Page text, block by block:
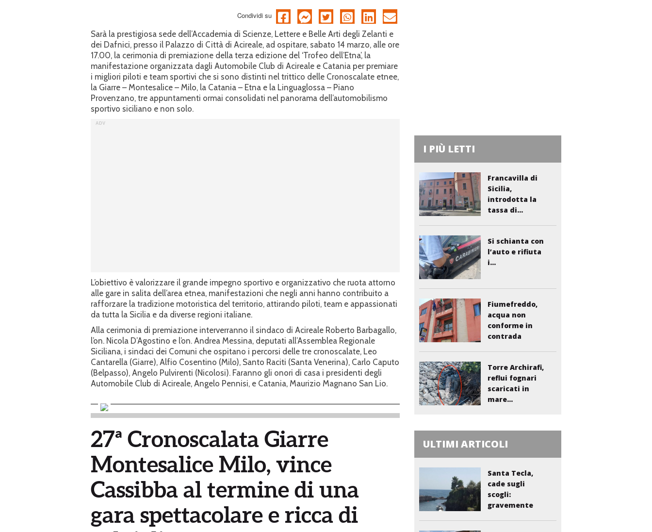
Condividi su
Sarà la prestigiosa sede dell’Accademia di Scienze, Lettere e Belle Arti degli Zelanti e
dei Dafnici, presso il Palazzo di Città di Acireale, ad ospitare, sabato 14 marzo, alle ore
17.00, la cerimonia di premiazione della terza edizione del ‘Trofeo dell’Etna’, la
manifestazione organizzata dagli Automobile Club di Acireale e Catania per premiare
i migliori piloti e team sportivi che si sono distinti nel trittico delle Cronoscalate etnee,
la Giarre – Montesalice – Milo, la Catania – Etna e la Linguaglossa – Piano
Provenzano, tre appuntamenti ormai consolidati nel panorama dell’automobilismo
sportivo siciliano e non solo.
L’obiettivo è valorizzare il grande impegno sportivo e organizzativo che ruota attorno
alle gare in salita dell’area etnea, manifestazioni che negli anni hanno contribuito a
rafforzare la tradizione motoristica del territorio, attirando piloti, team e appassionati
da tutta la Sicilia e da diverse regioni italiane.
Alla cerimonia di premiazione interverranno il sindaco di Acireale Roberto Barbagallo,
l’on. Nicola D’Agostino e l’on. Andrea Messina, deputati all’Assemblea Regionale
Siciliana, i sindaci dei Comuni che ospitano i percorsi delle tre cronoscalate, Leo
Cantarella (Giarre), Alfio Cosentino (Milo), Santo Raciti (Santa Venerina), Carlo Caputo
(Belpasso), Angelo Pulvirenti (Nicolosi). Faranno gli onori di casa i presidenti degli
Automobile Club di Acireale, Angelo Pennisi, e Catania, Maurizio Magnano San Lio.
27ª Cronoscalata Giarre
Montesalice Milo, vince
Cassibba al termine di una
gara spettacolare e ricca di
I PIÙ LETTI
Francavilla di
Sicilia,
introdotta la
tassa di...
Si schianta con
l’auto e rifiuta
i...
Fiumefreddo,
acqua non
conforme in
contrada
Torre Archirafi,
reflui fognari
scaricati in
mare...
ULTIMI ARTICOLI
Santa Tecla,
cade sugli
scogli:
gravemente